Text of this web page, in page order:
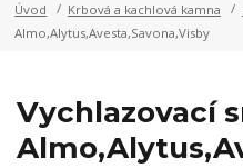
Úvod Krbová a kachlová kamna
Almo,Alytus,Avesta,Savona,Visby
Vychlazovací